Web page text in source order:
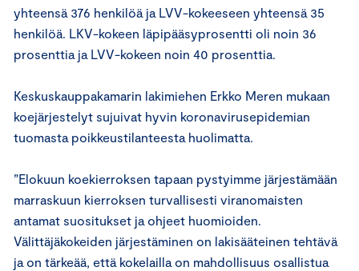
yhteensä 376 henkilöä ja LVV-kokeeseen yhteensä 35
henkilöä. LKV-kokeen läpipääsyprosentti oli noin 36
prosenttia ja LVV-kokeen noin 40 prosenttia.
Keskuskauppakamarin lakimiehen Erkko Meren mukaan
koejärjestelyt sujuivat hyvin koronavirusepidemian
tuomasta poikkeustilanteesta huolimatta.
”Elokuun koekierroksen tapaan pystyimme järjestämään
marraskuun kierroksen turvallisesti viranomaisten
antamat suositukset ja ohjeet huomioiden.
Välittäjäkokeiden järjestäminen on lakisääteinen tehtävä
ja on tärkeää, että kokelailla on mahdollisuus osallistua